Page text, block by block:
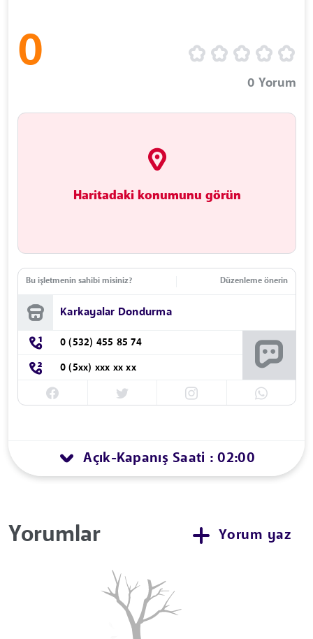
0
0 Yorum
Haritadaki konumunu görün
Bu işletmenin sahibi misiniz? Düzenleme önerin
Karkayalar Dondurma
0 (532) 455 85 74
0 (5xx) xxx xx xx
Açık-Kapanış Saati : 02:00
Yorumlar Yorum yaz